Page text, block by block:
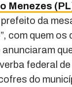
Menezes
prefeito da
com quem os
federal de
do